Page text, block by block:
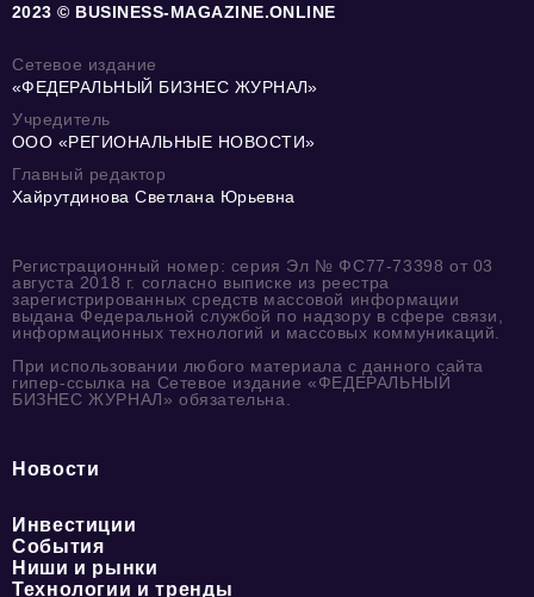
2023 © BUSINESS-MAGAZINE.ONLINE
Сетевое издание
«ФЕДЕРАЛЬНЫЙ БИЗНЕС ЖУРНАЛ»
Учредитель
ООО «РЕГИОНАЛЬНЫЕ НОВОСТИ»
Главный редактор
Хайрутдинова Светлана Юрьевна
Регистрационный номер: серия Эл № ФС77-73398 от 03
августа 2018 г. согласно выписке из реестра
зарегистрированных средств массовой информации
выдана Федеральной службой по надзору в сфере связи,
информационных технологий и массовых коммуникаций.
При использовании любого материала с данного сайта
гипер-ссылка на Сетевое издание «ФЕДЕРАЛЬНЫЙ
БИЗНЕС ЖУРНАЛ» обязательна.
Новости
Инвестиции
События
Ниши и рынки
Технологии и тренды